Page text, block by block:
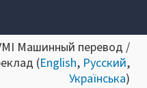
Машинный перевод /
(English, Русский,
Українська)